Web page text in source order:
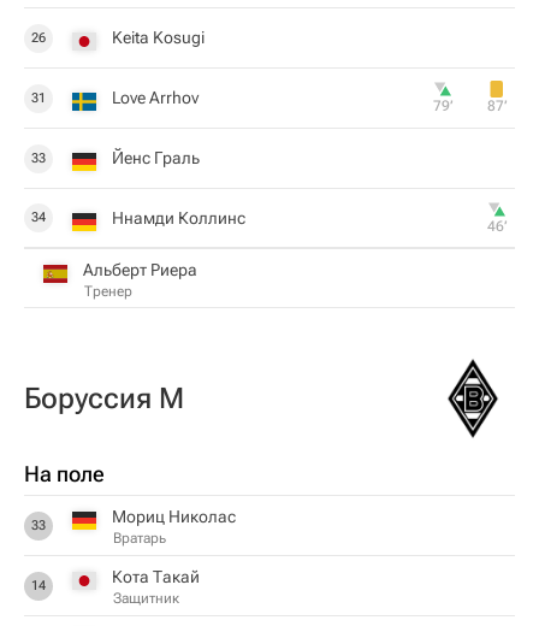
26 Keita Kosugi
31 Love Arrhov 79‎’‎ 87‎’‎
33 Йенс Граль
34 Ннамди Коллинс 46‎’‎
Альберт Риера
Тренер
Боруссия М
На поле
33 Мориц Николас
Вратарь
14 Кота Такай
Защитник